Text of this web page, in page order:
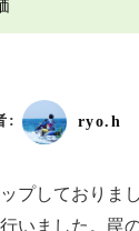
の
価
: ryo.h
プしておりま
いました。罠